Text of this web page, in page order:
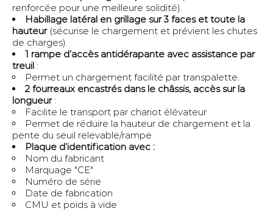
renforcée pour une meilleure solidité).
Habillage latéral en grillage sur 3 faces et toute la
hauteur(sécurise le chargement et prévient les chutes
de charges).
1 rampe d’accès antidérapante avec assistance par
treuil :
Permet un chargement facilité par transpalette.
2 fourreaux encastrés dans le châssis, accès sur la
longueur:
Facilite le transport par chariot élévateur
Permet de réduire la hauteur de chargement et la
pente du seuil relevable/rampe
Plaque d’identification avec :
Nom du fabricant
Marquage "CE"
Numéro de série
Date de fabrication
CMU et poids à vide